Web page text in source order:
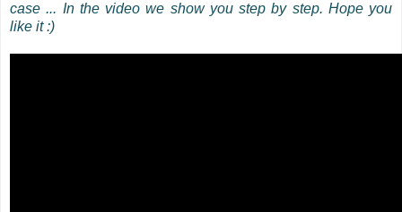
case ... In the video we show you step by step. Hope you
like it :)